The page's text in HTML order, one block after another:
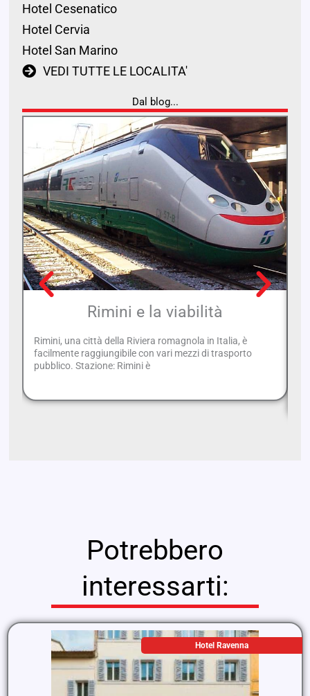
Hotel Cesenatico
Hotel Cervia
Hotel San Marino
VEDI TUTTE LE LOCALITA'
Dal blog...
Rimini e la viabilità
Rimini, una città della Riviera romagnola in Italia, è
facilmente raggiungibile con vari mezzi di trasporto
pubblico. Stazione: Rimini è
Potrebbero
interessarti:
Hotel Ravenna